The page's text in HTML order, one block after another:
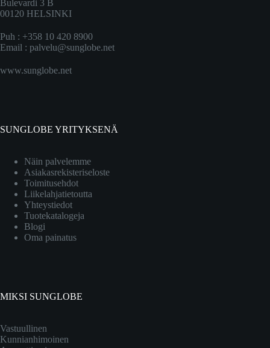
Bulevardi 3 B
00120 HELSINKI
Puh : +358 10 420 8900
Email : palvelu@sunglobe.net
www.sunglobe.net
SUNGLOBE YRITYKSENÄ
Näin palvelemme
Asiakasrekisteriseloste
Toimitusehdot
Liikelahjatietoutta
Yhteystiedot
Tuotekatalogeja
Blogi
Oma painatus
MIKSI SUNGLOBE
Vastuullinen
Kunnianhimoinen